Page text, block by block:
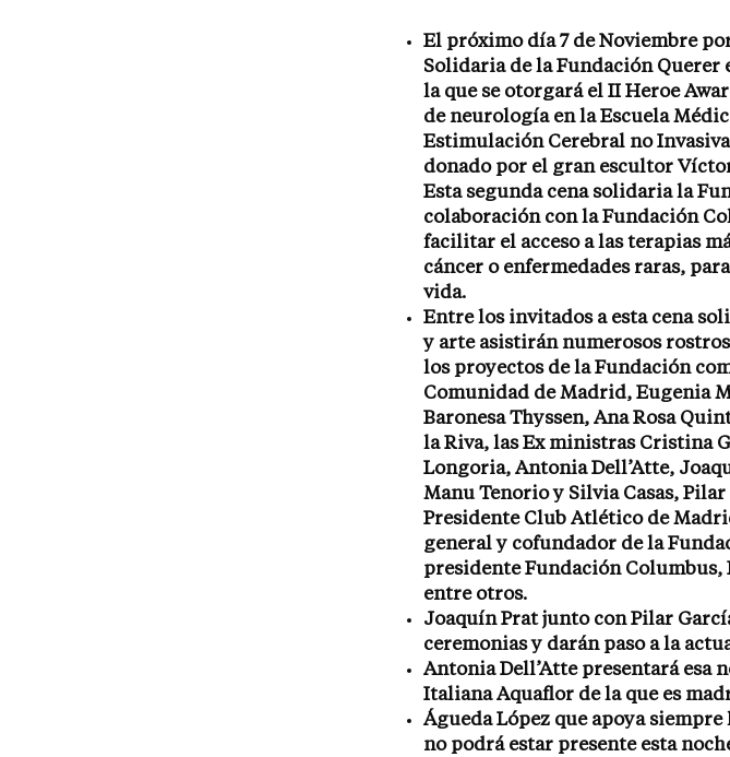
El próximo día 7 de Noviembre
Solidaria de la Fundación
la que se otorgará el II Heroe
de neurología en la Escuela
Estimulación Cerebral no
donado por el gran escultor
Esta segunda cena solidaria la
colaboración con la Fundación
facilitar el acceso a las terapias
cáncer o enfermedades raras,
vida.
Entre los invitados a esta cena
y arte asistirán numerosos
los proyectos de la Fundación
Comunidad de Madrid, Eugenia
Baronesa Thyssen, Ana Rosa
la Riva, las Ex ministras Cristina
Longoria, Antonia Dell’Atte,
Manu Tenorio y Silvia Casas,
Presidente Club Atlético de
general y cofundador de la
presidente Fundación Columbus,
entre otros.
Joaquín Prat junto con Pilar
ceremonias y darán paso a la
Antonia Dell’Atte presentará esa
Italiana Aquaflor de la que es
Águeda López que apoya
no podrá estar presente esta